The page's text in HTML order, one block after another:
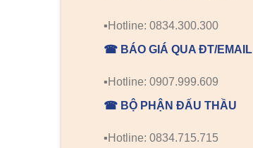
▪️Hotline: 0834.300.300
☎ BÁO GIÁ QUA ĐT/EMAIL
▪️Hotline: 0907.999.609
☎ BỘ PHẬN ĐẤU THẦU
▪️Hotline: 0834.715.715